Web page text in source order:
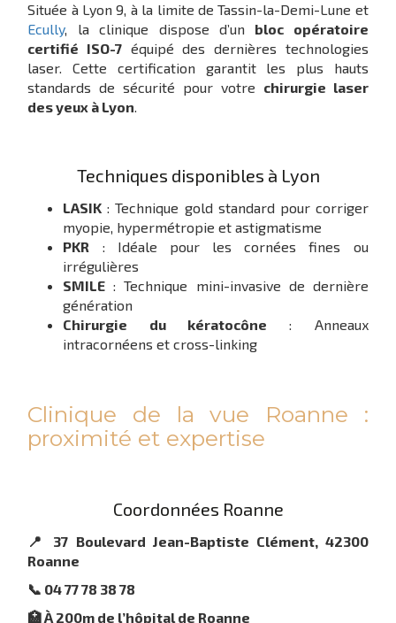
Située à Lyon 9, à la limite de Tassin-la-Demi-Lune et
Ecully, la clinique dispose d’un bloc opératoire
certifié ISO-7 équipé des dernières technologies
laser. Cette certification garantit les plus hauts
standards de sécurité pour votre chirurgie laser
des yeux à Lyon.
Techniques disponibles à Lyon
LASIK : Technique gold standard pour corriger
myopie, hypermétropie et astigmatisme
PKR : Idéale pour les cornées fines ou
irrégulières
SMILE : Technique mini-invasive de dernière
génération
Chirurgie du kératocône : Anneaux
intracornéens et cross-linking
Clinique de la vue Roanne :
proximité et expertise
Coordonnées Roanne
📍 37 Boulevard Jean-Baptiste Clément, 42300
Roanne
📞 04 77 78 38 78
🏥 À 200m de l’hôpital de Roanne